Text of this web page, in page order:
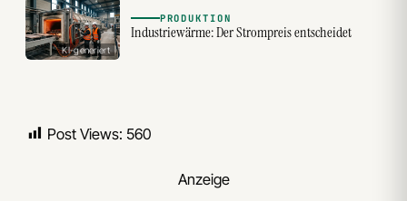
KI-generiert
PRODUKTION
Industriewärme: Der Strompreis entscheidet
Post Views: 560
Anzeige